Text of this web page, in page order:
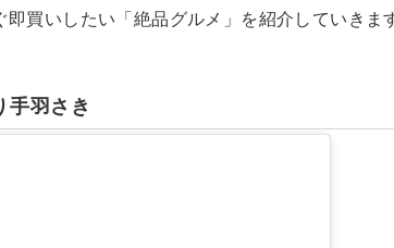
買いしたい「絶品グルメ」を紹介していきま
羽さき